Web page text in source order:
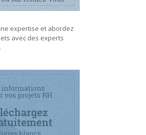
expertise et abordez
avec des experts